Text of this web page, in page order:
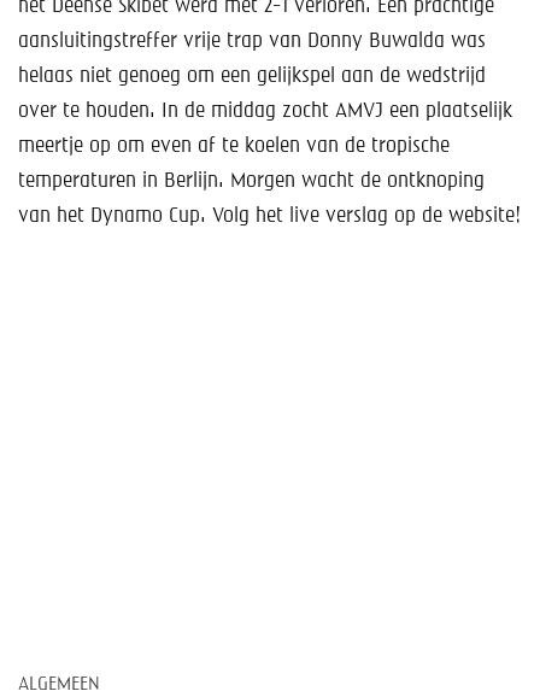
het Deense Skibet werd met 2-1 verloren. Een prachtige
aansluitingstreffer vrije trap van Donny Buwalda was
helaas niet genoeg om een gelijkspel aan de wedstrijd
over te houden. In de middag zocht AMVJ een plaatselijk
meertje op om even af te koelen van de tropische
temperaturen in Berlijn. Morgen wacht de ontknoping
van het Dynamo Cup. Volg het live verslag op de website!
ALGEMEEN